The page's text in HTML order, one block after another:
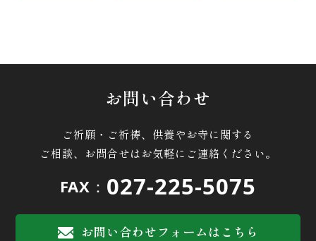
お問い合わせ
ご祈願・ご祈祷、供養やお寺に関する
ご相談、お問合せはお気軽にご連絡ください。
FAX： 027-225-5075
お問い合わせフォームはこちら